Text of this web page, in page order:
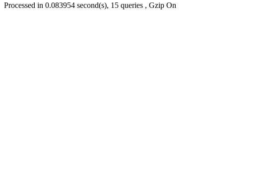
Processed in 0.083954 second(s), 15 queries , Gzip On